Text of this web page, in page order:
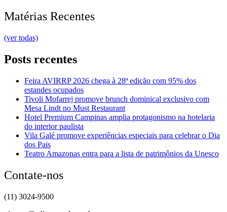
Matérias Recentes
(ver todas)
Posts recentes
Feira AVIRRP 2026 chega à 28ª edição com 95% dos
estandes ocupados
Tivoli Mofarrej promove brunch dominical exclusivo com
Mesa Lindt no Must Restaurant
Hotel Premium Campinas amplia protagonismo na hotelaria
do interior paulista
Vila Galé promove experiências especiais para celebrar o Dia
dos Pais
Teatro Amazonas entra para a lista de patrimônios da Unesco
Contate-nos
(11) 3024-9500